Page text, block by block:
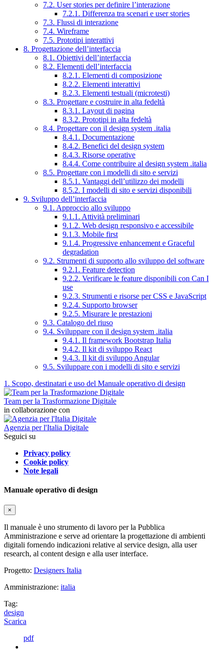
7.2. User stories per definire l’interazione
7.2.1. Differenza tra scenari e user stories
7.3. Flussi di interazione
7.4. Wireframe
7.5. Prototipi interattivi
8. Progettazione dell’interfaccia
8.1. Obiettivi dell’interfaccia
8.2. Elementi dell’interfaccia
8.2.1. Elementi di composizione
8.2.2. Elementi interattivi
8.2.3. Elementi testuali (microtesti)
8.3. Progettare e costruire in alta fedeltà
8.3.1. Layout di pagina
8.3.2. Prototipi in alta fedeltà
8.4. Progettare con il design system .italia
8.4.1. Documentazione
8.4.2. Benefici del design system
8.4.3. Risorse operative
8.4.4. Come contribuire al design system .italia
8.5. Progettare con i modelli di sito e servizi
8.5.1. Vantaggi dell’utilizzo dei modelli
8.5.2. I modelli di sito e servizi disponibili
9. Sviluppo dell’interfaccia
9.1. Approccio allo sviluppo
9.1.1. Attività preliminari
9.1.2. Web design responsivo e accessibile
9.1.3. Mobile first
9.1.4. Progressive enhancement e Graceful
degradation
9.2. Strumenti di supporto allo sviluppo del software
9.2.1. Feature detection
9.2.2. Verificare le feature disponibili con Can I
use
9.2.3. Strumenti e risorse per CSS e JavaScript
9.2.4. Supporto browser
9.2.5. Misurare le prestazioni
9.3. Catalogo del riuso
9.4. Sviluppare con il design system .italia
9.4.1. Il framework Bootstrap Italia
9.4.2. Il kit di sviluppo React
9.4.3. Il kit di sviluppo Angular
9.5. Sviluppare con i modelli di sito e servizi
1. Scopo, destinatari e uso del Manuale operativo di design
Team per la Trasformazione Digitale
in collaborazione con
Agenzia per l'Italia Digitale
Seguici su
Privacy policy
Cookie policy
Note legali
Manuale operativo di design
×
Il manuale è uno strumento di lavoro per la Pubblica
Amministrazione e serve ad orientare la progettazione di ambienti
digitali fornendo indicazioni relative al service design, alla user
research, al content design e alla user interface.
Progetto: Designers Italia
Amministrazione: italia
Tag:
design
Scarica
pdf